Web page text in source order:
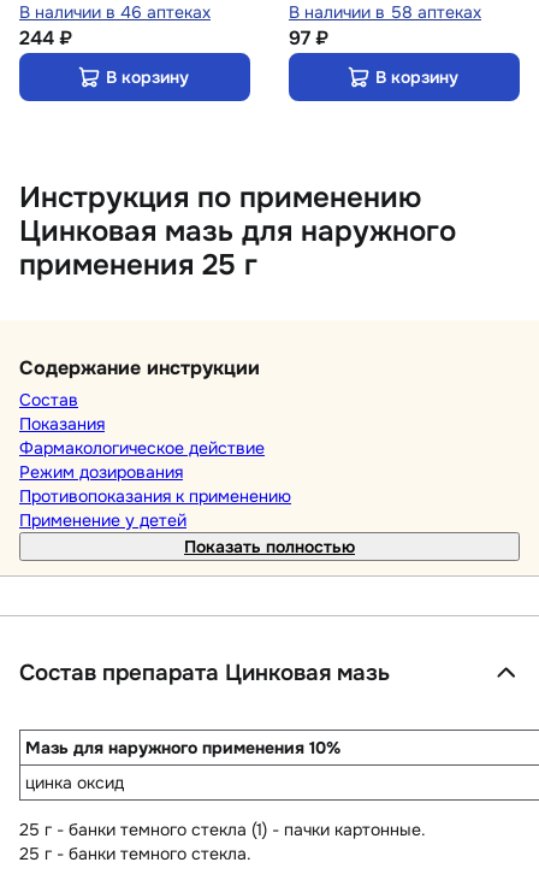
В наличии в 46 аптеках
244 ₽
В корзину
В наличии в 58 аптеках
97 ₽
В корзину
Инструкция по применению
Цинковая мазь для наружного
применения 25 г
Содержание инструкции
Состав
Показания
Фармакологическое действие
Режим дозирования
Противопоказания к применению
Применение у детей
Показать полностью
Состав препарата Цинковая мазь
Мазь для наружного применения 10%
цинка оксид
25 г - банки темного стекла (1) - пачки картонные.
25 г - банки темного стекла.